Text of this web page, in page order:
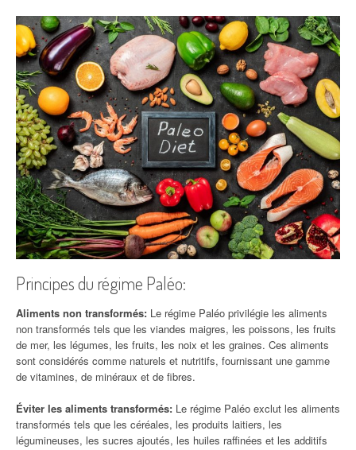
Principes du régime Paléo:
Aliments non transformés: Le régime Paléo privilégie les aliments
non transformés tels que les viandes maigres, les poissons, les fruits
de mer, les légumes, les fruits, les noix et les graines. Ces aliments
sont considérés comme naturels et nutritifs, fournissant une gamme
de vitamines, de minéraux et de fibres.
Éviter les aliments transformés: Le régime Paléo exclut les aliments
transformés tels que les céréales, les produits laitiers, les
légumineuses, les sucres ajoutés, les huiles raffinées et les additifs